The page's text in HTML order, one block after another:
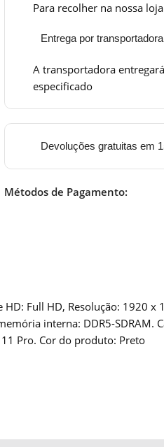
Para recolher na nossa
Entrega por transportadora
A transportadora
especificado
Devoluções gratuitas em
Métodos de Pagamento:
Full HD, Resolução: 1920 x
interna: DDR5-SDRAM.
Pro. Cor do produto: Preto